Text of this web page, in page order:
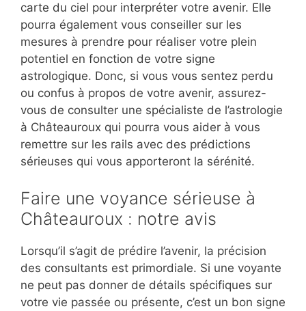
carte du ciel pour interpréter votre avenir. Elle
pourra également vous conseiller sur les
mesures à prendre pour réaliser votre plein
potentiel en fonction de votre signe
astrologique. Donc, si vous vous sentez perdu
ou confus à propos de votre avenir, assurez-
vous de consulter une spécialiste de l’astrologie
à Châteauroux qui pourra vous aider à vous
remettre sur les rails avec des prédictions
sérieuses qui vous apporteront la sérénité.
Faire une voyance sérieuse à
Châteauroux : notre avis
Lorsqu’il s’agit de prédire l’avenir, la précision
des consultants est primordiale. Si une voyante
ne peut pas donner de détails spécifiques sur
votre vie passée ou présente, c’est un bon signe